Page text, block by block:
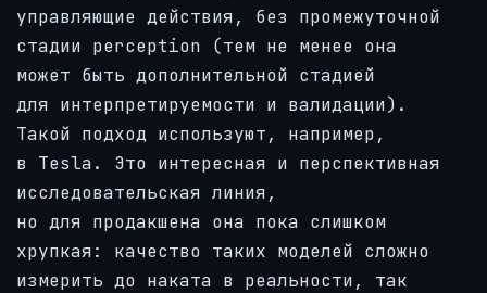
управляющие действия, без промежуточной
стадии perception (тем не менее она
может быть дополнительной стадией
для интерпретируемости и валидации).
Такой подход используют, например,
в Tesla. Это интересная и перспективная
исследовательская линия,
но для продакшена она пока слишком
хрупкая: качество таких моделей сложно
измерить до наката в реальности, так